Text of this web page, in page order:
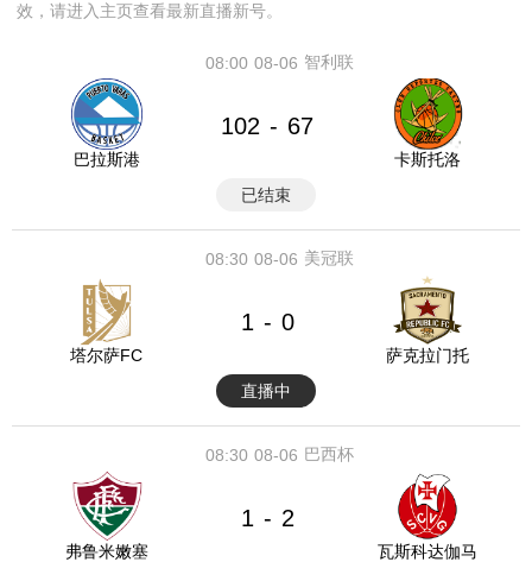
效，请进入主页查看最新直播新号。
08-06
08:00 智利联
巴拉斯港
102 - 67
卡斯托洛
已结束
08-06
08:30 美冠联
塔尔萨FC
1 - 0
萨克拉门托
直播中
08-06
08:30 巴西杯
弗鲁米嫩塞
1 - 2
瓦斯科达伽马